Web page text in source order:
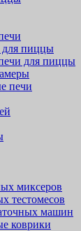
пиццы
для пиццы
печи
миксеров
тестомесов
машин
коврики